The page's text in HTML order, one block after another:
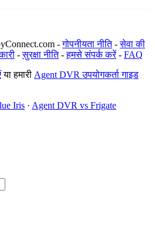
-गोपनीयता नीति-सेवा की
-सुरक्षा नीति-हमसे संपर्क करें- FAQ
या हमारी Agent DVR उपयोगकर्ता गाइड
Iris · Agent DVR vs Frigate